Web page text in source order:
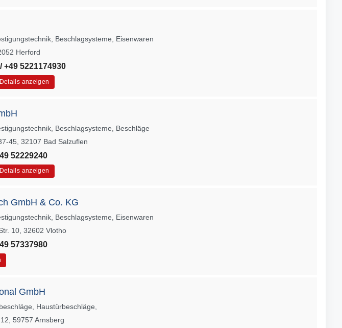
Beschlagsysteme, Eisenwaren
Herford
+49 5221174930
anzeigen
Beschlagsysteme, Beschläge
45, 32107 Bad Salzuflen
52229240
anzeigen
GmbH & Co. KG
Beschlagsysteme, Eisenwaren
10, 32602 Vlotho
57337980
GmbH
Haustürbeschläge,
59757 Arnsberg